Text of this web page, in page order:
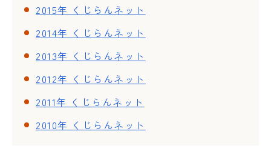
2015年 くじらんネット
2014年 くじらんネット
2013年 くじらんネット
2012年 くじらんネット
2011年 くじらんネット
2010年 くじらんネット